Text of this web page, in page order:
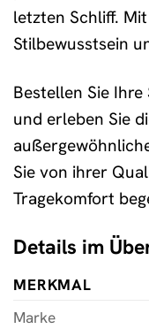
letzten Schliff.
Stilbewusstsein
Bestellen Sie Ihre
und erleben Sie
Sie von ihrer
Tragekomfort
Details im
MERKMAL
Marke